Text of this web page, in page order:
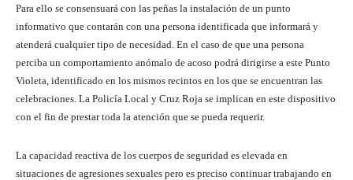
Para ello se consensuará con las peñas la instalación de un punto
informativo que contarán con una persona identificada que informará y
atenderá cualquier tipo de necesidad. En el caso de que una persona
perciba un comportamiento anómalo de acoso podrá dirigirse a este Punto
Violeta, identificado en los mismos recintos en los que se encuentran las
celebraciones. La Policía Local y Cruz Roja se implican en este dispositivo
con el fin de prestar toda la atención que se pueda requerir.
La capacidad reactiva de los cuerpos de seguridad es elevada en
situaciones de agresiones sexuales pero es preciso continuar trabajando en